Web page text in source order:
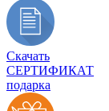
Скачать
СЕРТИФИКАТ
подарка